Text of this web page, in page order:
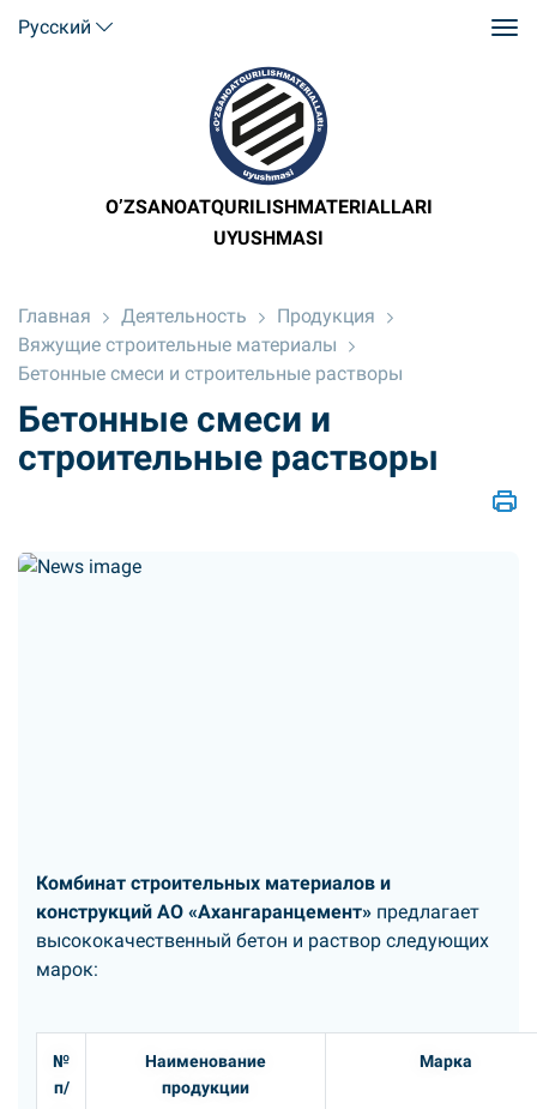
Русский
O’ZSANOATQURILISHMATERIALLARI
UYUSHMASI
Главная Деятельность
Продукция
Вяжущие строительные материалы
Бетонные смеси и строительные растворы
Бетонные смеси и
строительные растворы
Комбинат строительных материалов и
конструкций АО «Ахангаранцемент» предлагает
высококачественный бетон и раствор следующих
марок:
№
п/
Наименование
продукции
Марка